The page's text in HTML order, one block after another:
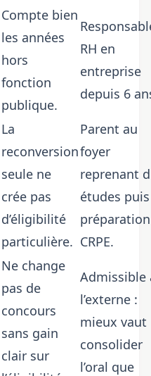
Compte bien
les années
hors
fonction
publique.
RH en
entreprise
depuis 6
La
reconversion
seule ne
crée pas
d’éligibilité
particulière.
Parent au
foyer
reprenant
études puis
préparation
CRPE.
Ne change
pas de
concours
sans gain
clair sur
Admissible
l’externe :
mieux vaut
consolider
l’oral que